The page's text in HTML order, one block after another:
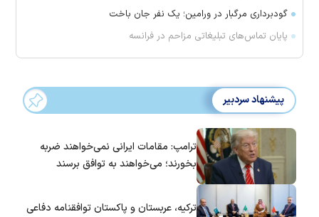
گودبرداری مرگبار در ورامین؛ یک نفر جان باخت
پایان تماس‌های تبلیغاتی مزاحم در فرانسه
پیشنهاد سردبیر
ترامپ: مقامات ایرانی نمی‌خواهند ضربه
بخورند؛ می‌خواهند به توافق برسند
ترکیه، عربستان و پاکستان توافقنامه دفاعی